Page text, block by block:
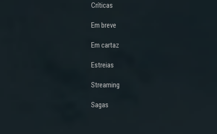
Críticas
Em breve
Em cartaz
Estreias
Streaming
Sagas